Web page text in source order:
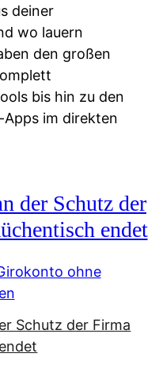
deiner
wo lauern
den großen
bis hin zu den
im direkten
der Schutz der
endet
ohne